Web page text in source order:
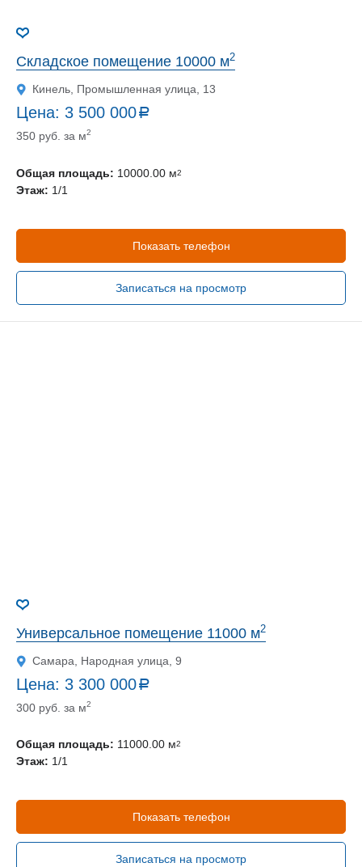
Складское помещение 10000 м2
Кинель, Промышленная улица, 13
Цена: 3 500 000 a
руб.
350 руб. за м2
Общая площадь: 10000.00 м2
Этаж: 1/1
Показать телефон
Записаться на просмотр
Универсальное помещение 11000 м2
Самара, Народная улица, 9
Цена: 3 300 000 a
руб.
300 руб. за м2
Общая площадь: 11000.00 м2
Этаж: 1/1
Показать телефон
Записаться на просмотр